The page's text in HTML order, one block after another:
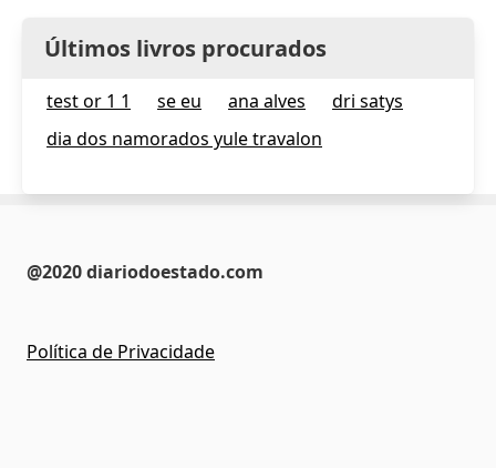
Últimos livros procurados
test or 1 1 se eu ana alves
dri satys
dia dos namorados yule travalon
@2020 diariodoestado.com
Política de Privacidade